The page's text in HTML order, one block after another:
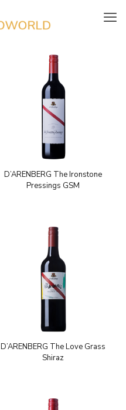
D’ARENBERG The Ironstone
Pressings GSM
D’ARENBERG The Love Grass
Shiraz